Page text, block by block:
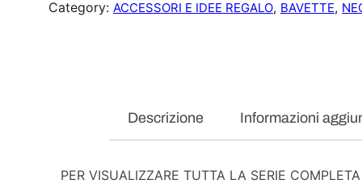
Category: ACCESSORI E IDEE REGALO, BAVETTE,
Descrizione Informazioni
PER VISUALIZZARE TUTTA LA SERIE COMPLETA